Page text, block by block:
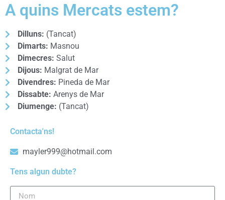
A quins Mercats estem?
Dilluns: (Tancat)
Dimarts: Masnou
Dimecres: Salut
Dijous: Malgrat de Mar
Divendres: Pineda de Mar
Dissabte: Arenys de Mar
Diumenge: (Tancat)
Contacta'ns!
mayler999@hotmail.com
Tens algun dubte?